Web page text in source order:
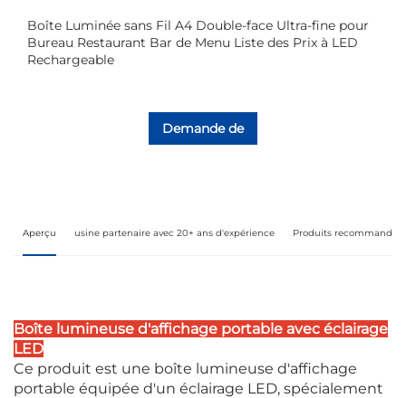
Boîte Luminée sans Fil A4 Double-face Ultra-fine pour
Bureau Restaurant Bar de Menu Liste des Prix à LED
Rechargeable
Demande de
Aperçu usine partenaire avec 20+ ans d'expérience Produits recommandés
Boîte lumineuse d'affichage portable avec éclairage
LED
Ce produit est une boîte lumineuse d'affichage
portable équipée d'un éclairage LED, spécialement